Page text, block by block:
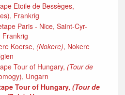
Etoile de Bessèges,
Frankrig
Paris - Nice, Saint-Cyr-
Frankrig
Koerse, (Nokere), Nokere
Tour of Hungary, (Tour de
Ungarn
Tour of Hungary, (Tour de